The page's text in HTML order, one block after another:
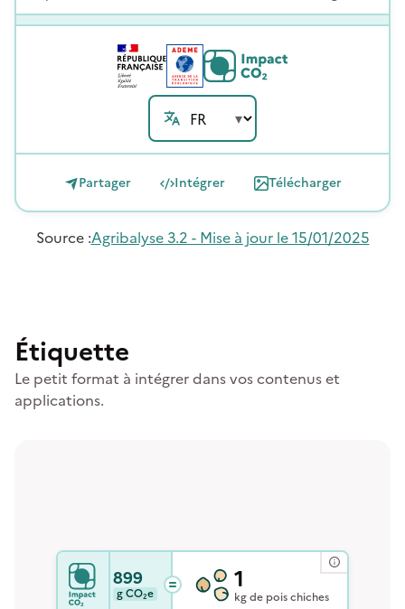
Partager Intégrer Télécharger
Source:Agribalyse 3.2 - Mise à jour le 15/01/2025
Étiquette
Le petit format à intégrer dans vos contenus et
applications.
899
gCO₂e 1
kg de pois chiches